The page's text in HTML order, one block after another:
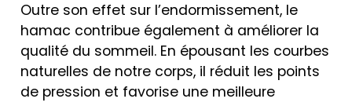
Outre son effet sur l’endormissement, le
hamac contribue également à améliorer la
qualité du sommeil. En épousant les courbes
naturelles de notre corps, il réduit les points
de pression et favorise une meilleure